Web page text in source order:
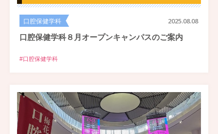
口腔保健学科 2025.08.08
口腔保健学科８月オープンキャンパスのご案内
#口腔保健学科